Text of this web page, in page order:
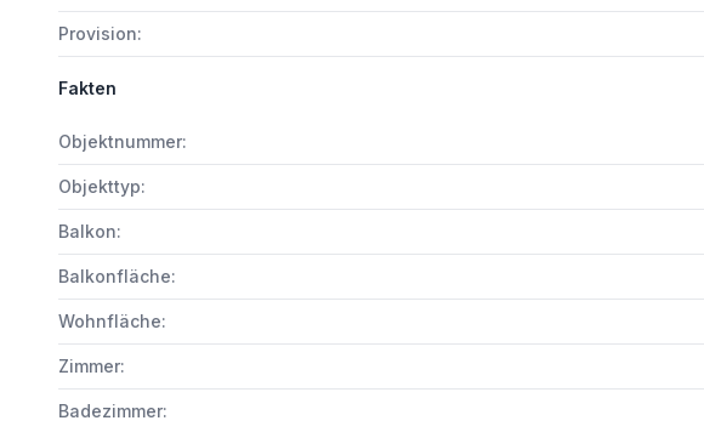
Provision:
Fakten
Objektnummer:
Objekttyp:
Balkon:
Balkonfläche:
Wohnfläche:
Zimmer:
Badezimmer: